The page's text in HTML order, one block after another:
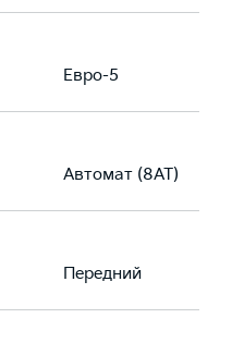
Евро-5
Автомат (8AT)
Передний